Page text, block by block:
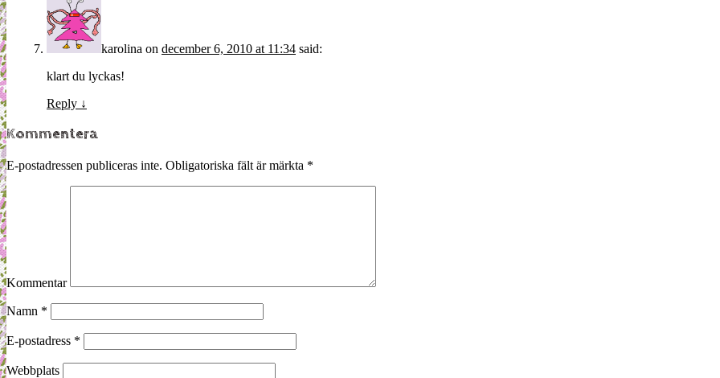
karolina on december 6, 2010 at 11:34 said:
klart du lyckas!
Reply ↓
Kommentera
E-postadressen publiceras inte. Obligatoriska fält är märkta *
Kommentar
Namn *
E-postadress *
Webbplats